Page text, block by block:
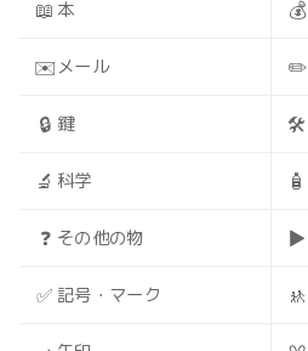
📖 本 💰
✉️ メール ✏️
🔒 鍵 🛠️
🔬 科学 🧴
❓ その他の物 ▶️
✅ 記号・マーク 🚸